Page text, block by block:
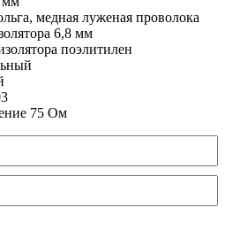
медная луженая проволока
6,8 мм
поэлитилен
75 Ом